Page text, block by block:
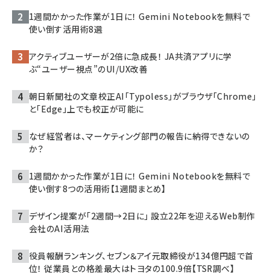
1週間かかった作業が1日に！ Gemini Notebookを無料で
使い倒す活用術8選
アクティブユーザーが2倍に急成長！ JA共済アプリに学
ぶ“ユーザー視点”のUI/UX改善
朝日新聞社の文章校正AI「Typoless」がブラウザ「Chrome」
と「Edge」上でも校正が可能に
なぜ経営者は、マーケティング部門の報告に納得できないの
か？
1週間かかった作業が1日に！ Gemini Notebookを無料で
使い倒す8つの活用術【1週間まとめ】
デザイン提案が「2週間→2日に」 設立22年を迎えるWeb制作
会社のAI活用法
役員報酬ランキング、セブン＆アイ元取締役が134億円超で首
位！ 従業員との格差最大はトヨタの100.9倍【TSR調べ】